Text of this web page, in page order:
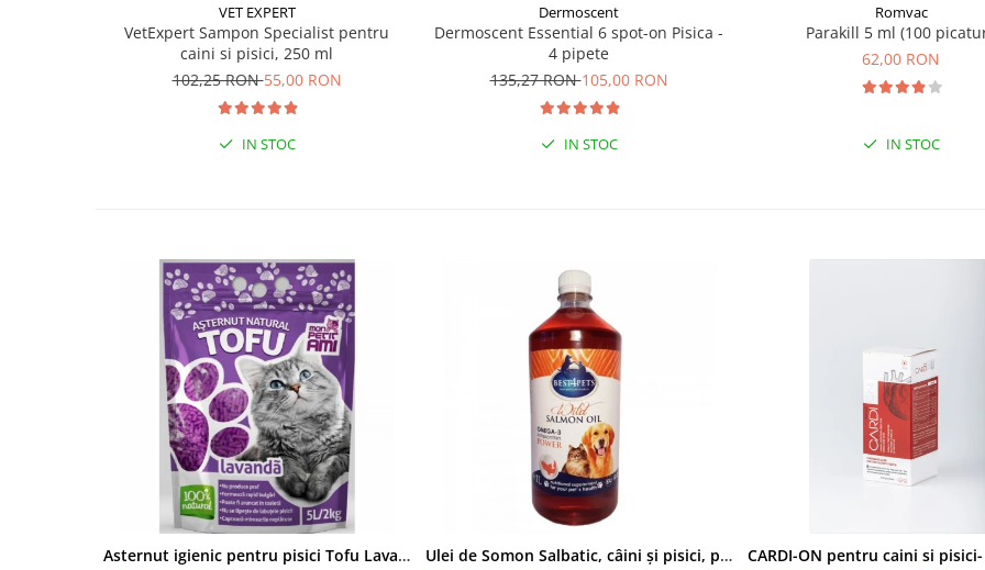
VET EXPERT
VetExpert Sampon Specialist pentru
caini si pisici, 250 ml
102,25 RON55,00 RON
IN STOC
Dermoscent
Dermoscent Essential 6 spot-on Pisica -
4 pipete
135,27 RON105,00 RON
IN STOC
Romvac
Parakill 5 ml (100
62,00 RON
IN STOC
Asternut igienic pentru pisici Tofu Lavanda, Mon Petit 5 l Ulei de Somon Salbatic, câini și pisici, piele si blană, BEST4PETS, 1l CARDI-ON pentru caini si